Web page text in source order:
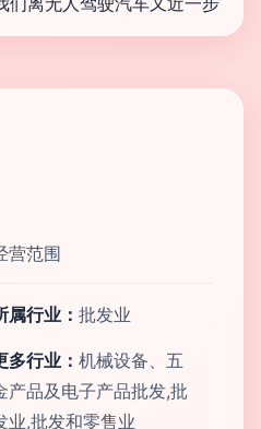
营范围
属行业： 批发业
多行业： 机械设备、五
产品及电子产品批发,批
业,批发和零售业